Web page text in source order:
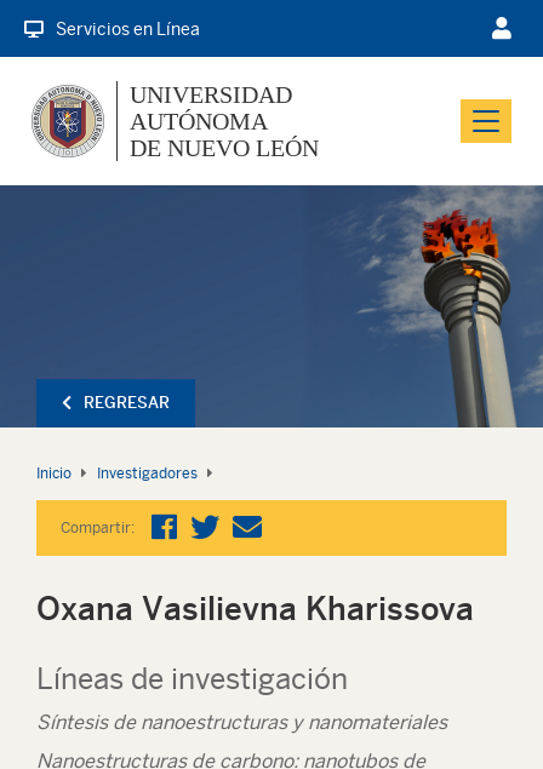
Servicios en Línea
Menu
UNIVERSIDAD
AUTÓNOMA
DE NUEVO LEÓN
REGRESAR
Inicio Investigadores
Compartir:
Oxana Vasilievna Kharissova
Líneas de investigación
Síntesis de nanoestructuras y nanomateriales
Nanoestructuras de carbono: nanotubos de